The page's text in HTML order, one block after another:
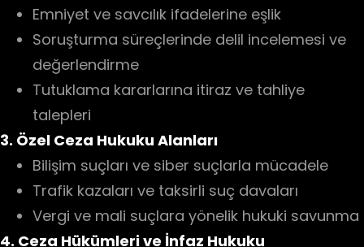
Emniyet ve savcılık ifadelerine eşlik
Soruşturma süreçlerinde delil incelemesi ve
değerlendirme
Tutuklama kararlarına itiraz ve tahliye
talepleri
3. Özel Ceza Hukuku Alanları
Bilişim suçları ve siber suçlarla mücadele
Trafik kazaları ve taksirli suç davaları
Vergi ve mali suçlara yönelik hukuki savunma
4. Ceza Hükümleri ve İnfaz Hukuku